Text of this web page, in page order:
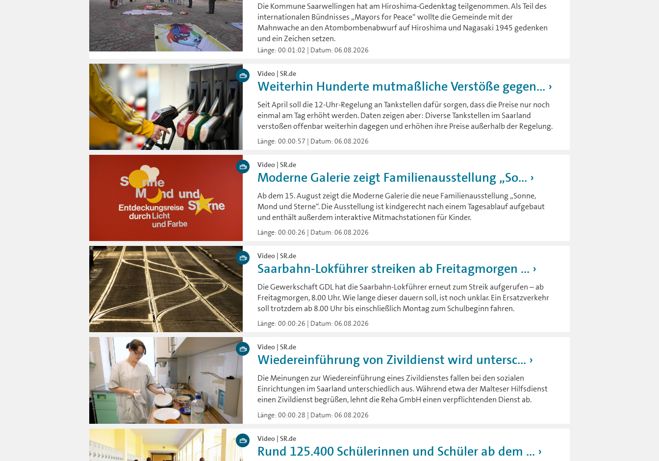
Die Kommune Saarwellingen hat am Hiroshima-Gedenktag teilgenommen. Als Teil des
internationalen Bündnisses „Mayors for Peace“ wollte die Gemeinde mit der
Mahnwache an den Atombombenabwurf auf Hiroshima und Nagasaki 1945 gedenken
und ein Zeichen setzen.
Länge: 00:01:02 | Datum: 06.08.2026
Video | SR.de
Weiterhin Hunderte mutmaßliche Verstöße gegen...
Seit April soll die 12-Uhr-Regelung an Tankstellen dafür sorgen, dass die Preise nur noch
einmal am Tag erhöht werden. Daten zeigen aber: Diverse Tankstellen im Saarland
verstoßen offenbar weiterhin dagegen und erhöhen ihre Preise außerhalb der Regelung.
Länge: 00:00:57 | Datum: 06.08.2026
Video | SR.de
Moderne Galerie zeigt Familienausstellung „So...
Ab dem 15. August zeigt die Moderne Galerie die neue Familienausstellung „Sonne,
Mond und Sterne“. Die Ausstellung ist kindgerecht nach einem Tagesablauf aufgebaut
und enthält außerdem interaktive Mitmachstationen für Kinder.
Länge: 00:00:26 | Datum: 06.08.2026
Video | SR.de
Saarbahn-Lokführer streiken ab Freitagmorgen ...
Die Gewerkschaft GDL hat die Saarbahn-Lokführer erneut zum Streik aufgerufen – ab
Freitagmorgen, 8.00 Uhr. Wie lange dieser dauern soll, ist noch unklar. Ein Ersatzverkehr
soll trotzdem ab 8.00 Uhr bis einschließlich Montag zum Schulbeginn fahren.
Länge: 00:00:26 | Datum: 06.08.2026
Video | SR.de
Wiedereinführung von Zivildienst wird untersc...
Die Meinungen zur Wiedereinführung eines Zivildienstes fallen bei den sozialen
Einrichtungen im Saarland unterschiedlich aus. Während etwa der Malteser Hilfsdienst
einen Zivildienst begrüßen, lehnt die Reha GmbH einen verpflichtenden Dienst ab.
Länge: 00:00:28 | Datum: 06.08.2026
Video | SR.de
Rund 125.400 Schülerinnen und Schüler ab dem ...